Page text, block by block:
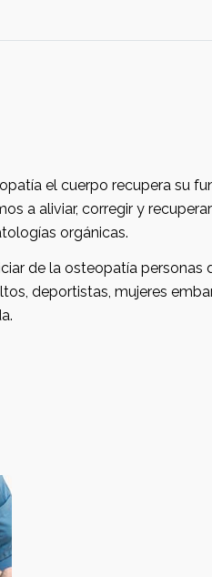
normal y su
lesiones musculo-
orgánicas.
todas las edades:
embarazaadas y pacientes